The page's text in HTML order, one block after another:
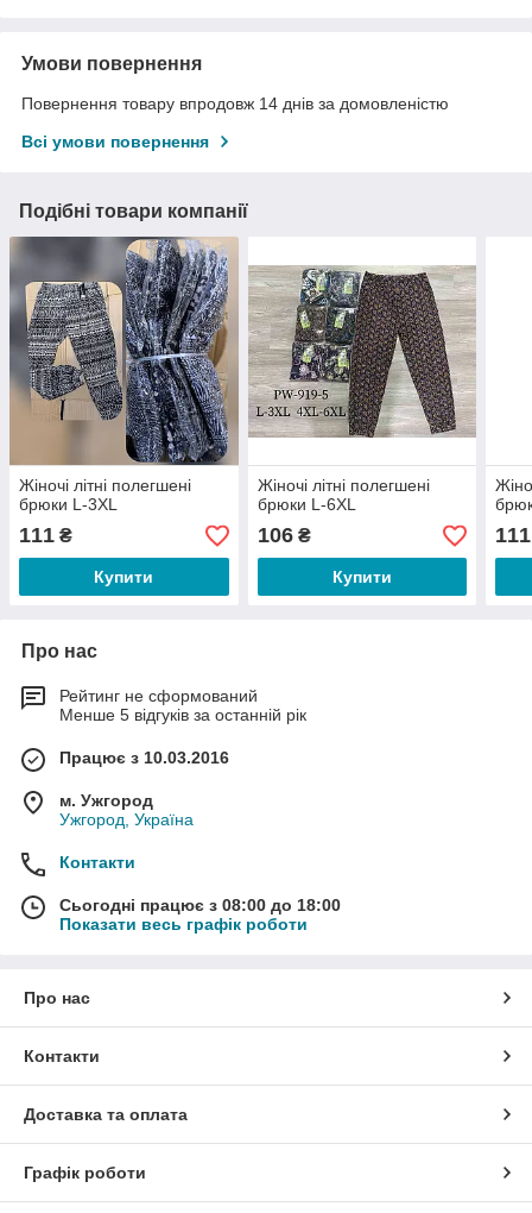
Умови повернення
Повернення товару впродовж 14 днів за домовленістю
Всі умови повернення
Подібні товари компанії
Жіночі літні полегшені
брюки L-3XL
111 ₴
Купити
Жіночі літні полегшені
брюки L-6XL
106₴
Купити
111
Про нас
Рейтинг не сформований
Менше 5 відгуків за останній рік
Працює з 10.03.2016
м. Ужгород
Ужгород, Україна
Контакти
Сьогодні працює з 08:00 до 18:00
Показати весь графік роботи
Про нас
Контакти
Доставка та оплата
Графік роботи